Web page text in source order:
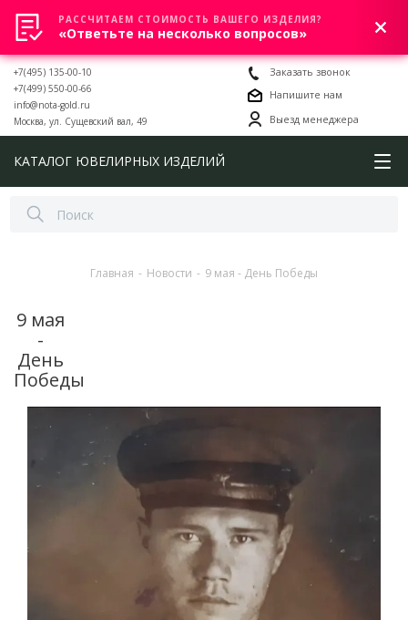
0
+7(495) 135-00-10
+7(499) 550-00-66
info@nota-gold.ru
Москва, ул. Сущевский вал, 49
Заказать звонок
Напишите нам
Выезд менеджера
КАТАЛОГ ЮВЕЛИРНЫХ ИЗДЕЛИЙ
Главная - Новости - 9 мая - День Победы
9 мая
-
День
Победы
РАССЧИТАЕМ СТОИМОСТЬ ВАШЕГО ИЗДЕЛИЯ?
«Ответьте на несколько вопросов»